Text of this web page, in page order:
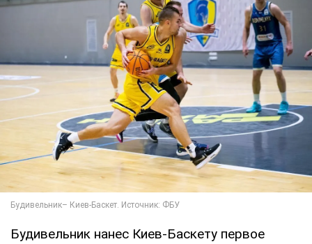
Будивельник нанес Киев-Баскету первое